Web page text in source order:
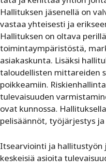
Hallituksen jäsenellä on
vastaa yhteisesti ja
Hallituksen on oltava
toimintaympäristöstä,
asiakaskunta. Lisäksi
taloudellisten mittareiden
poikkeamiin.
tulevaisuuden
ovat kunnossa.
pelisäännöt, työjärjestys
Itsearviointi ja
keskeisiä asioita